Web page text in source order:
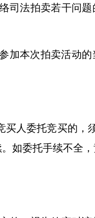
司法拍卖若干问
加本次拍卖活动
人委托竞买的，
如委托手续不全